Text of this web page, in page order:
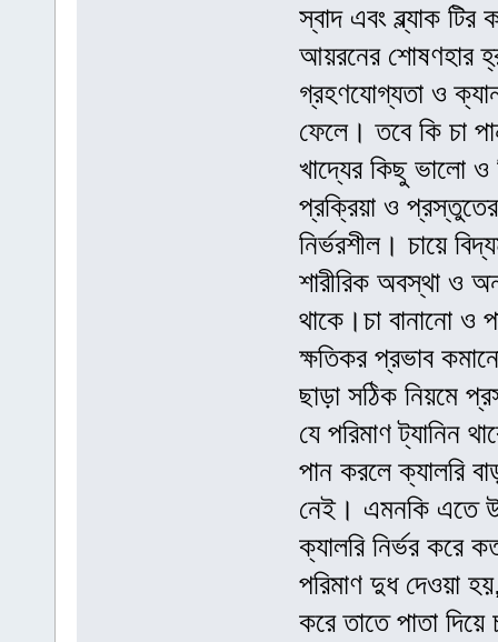
স্বাদ এবং ব্ল্যাক
আয়রনের শোষণহার
গ্রহণযোগ্যতা ও
ফেলে। তবে কি চা
খাদ্যের কিছু ভালো ও
প্রক্রিয়া ও
নির্ভরশীল। চায়ে
শারীরিক অবস্থা ও
থাকে।চা বানানো ও
ক্ষতিকর প্রভাব
ছাড়া সঠিক নিয়মে
যে পরিমাণ ট্যানিন
পান করলে ক্যালরি
নেই। এমনকি এতে
ক্যালরি নির্ভর করে
পরিমাণ দুধ দেওয়া
করে তাতে পাতা